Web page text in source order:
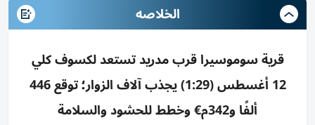
الخلاصه
قرية سوموسيرا قرب مدريد تستعد لكسوف كلي
12 أغسطس (1:29) يجذب آلاف الزوار؛ توقع 446
ألفًا و342م€ وخطط للحشود والسلامة